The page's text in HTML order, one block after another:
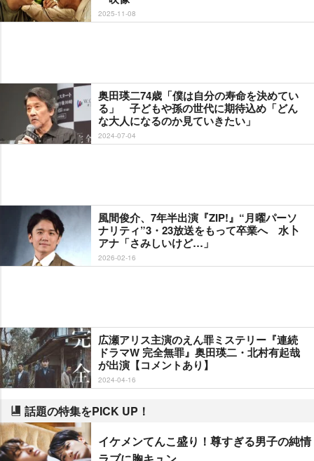
2025-11-08
奥田瑛二74歳「僕は自分の寿命を決めてい
る」 子どもや孫の世代に期待込め「どん
な大人になるのか見ていきたい」
2024-07-04
風間俊介、7年半出演『ZIP!』“月曜パーソ
ナリティ”3・23放送をもって卒業へ 水卜
アナ「さみしいけど…」
2026-02-16
広瀬アリス主演のえん罪ミステリー『連続
ドラマW 完全無罪』奥田瑛二・北村有起哉
が出演【コメントあり】
2024-04-16
話題の特集をPICK UP！
イケメンてんこ盛り！尊すぎる男子の純情